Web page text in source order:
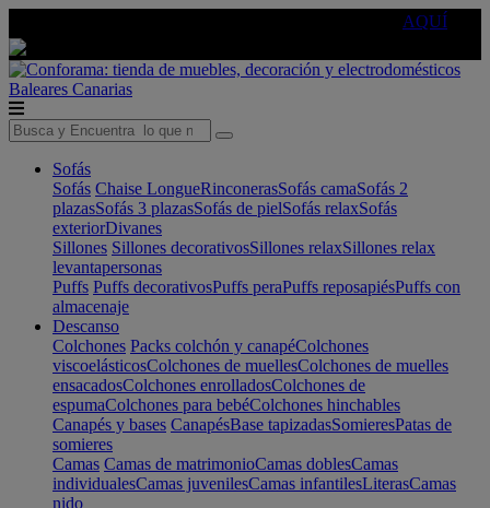
AQUÍ
Baleares Canarias
Sofás
Sofás Chaise LongueRinconerasSofás camaSofás 2
plazasSofás 3 plazasSofás de pielSofás relaxSofás
exteriorDivanes
Sillones Sillones decorativosSillones relaxSillones relax
levantapersonas
Puffs Puffs decorativosPuffs peraPuffs reposapiésPuffs con
almacenaje
Descanso
Colchones Packs colchón y canapéColchones
viscoelásticosColchones de muellesColchones de muelles
ensacadosColchones enrolladosColchones de
espumaColchones para bebéColchones hinchables
Canapés y bases CanapésBase tapizadasSomieresPatas de
somieres
Camas Camas de matrimonioCamas doblesCamas
individualesCamas juvenilesCamas infantilesLiterasCamas
nido